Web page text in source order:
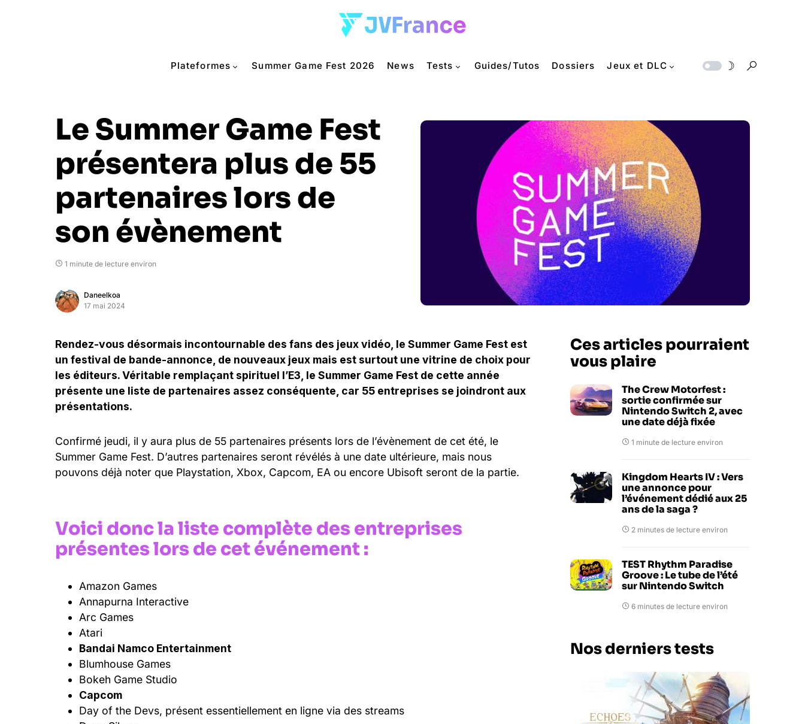
Plateformes Summer Game Fest 2026 News Tests Guides/Tutos Dossiers Jeux et DLC
Le Summer Game Fest
présentera plus de 55
partenaires lors de
son évènement
1 minute de lecture environ
Daneelkoa
17 mai 2024
Rendez-vous désormais incontournable des fans des jeux vidéo, le Summer Game Fest est
un festival de bande-annonce, de nouveaux jeux mais est surtout une vitrine de choix pour
les éditeurs. Véritable remplaçant spirituel l’E3, le Summer Game Fest de cette année
présente une liste de partenaires assez conséquente, car 55 entreprises se joindront aux
présentations.
Confirmé jeudi, il y aura plus de 55 partenaires présents lors de l’évènement de cet été, le
Summer Game Fest. D’autres partenaires seront révélés à une date ultérieure, mais nous
pouvons déjà noter que Playstation, Xbox, Capcom, EA ou encore Ubisoft seront de la partie.
Voici donc la liste complète des entreprises
présentes lors de cet événement :
Amazon Games
Annapurna Interactive
Arc Games
Atari
Bandai Namco Entertainment
Blumhouse Games
Bokeh Game Studio
Capcom
Day of the Devs, présent essentiellement en ligne via des streams
Ces articles pourraient
vous plaire
The Crew Motorfest :
sortie confirmée sur
Nintendo Switch 2, avec
une date déjà fixée
1 minute de lecture environ
Kingdom Hearts IV : Vers
une annonce pour
l’événement dédié aux 25
ans de la saga ?
2 minutes de lecture environ
TEST Rhythm Paradise
Groove : Le tube de l’été
sur Nintendo Switch
6 minutes de lecture environ
Nos derniers tests